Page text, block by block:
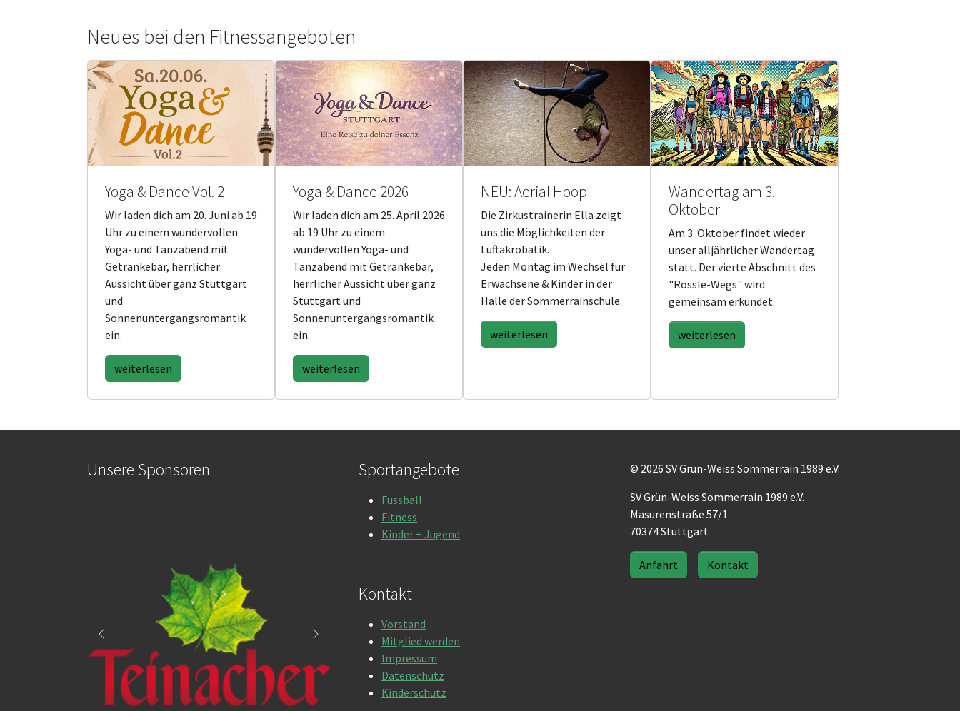
Neues bei den Fitnessangeboten
Yoga & Dance Vol. 2
Wir laden dich am 20. Juni ab 19
Uhr zu einem wundervollen
Yoga- und Tanzabend mit
Getränkebar, herrlicher
Aussicht über ganz Stuttgart
und
Sonnenuntergangsromantik
ein.
weiterlesen
Yoga & Dance 2026
Wir laden dich am 25. April 2026
ab 19 Uhr zu einem
wundervollen Yoga- und
Tanzabend mit Getränkebar,
herrlicher Aussicht über ganz
Stuttgart und
Sonnenuntergangsromantik
ein.
weiterlesen
NEU: Aerial Hoop
Die Zirkustrainerin Ella zeigt
uns die Möglichkeiten der
Luftakrobatik.
Jeden Montag im Wechsel für
Erwachsene & Kinder in der
Halle der Sommerrainschule.
weiterlesen
Wandertag am 3.
Oktober
Am 3. Oktober findet wieder
unser alljährlicher Wandertag
statt. Der vierte Abschnitt des
"Rössle-Wegs" wird
gemeinsam erkundet.
weiterlesen
Unsere Sponsoren
Zurück Weiter
Sportangebote
Fussball
Fitness
Kinder + Jugend
Kontakt
Vorstand
Mitglied werden
Impressum
Datenschutz
Kinderschutz
© 2026 SV Grün-Weiss Sommerrain 1989 e.V.
SV Grün-Weiss Sommerrain 1989 e.V.
Masurenstraße 57/1
70374 Stuttgart
Anfahrt Kontakt